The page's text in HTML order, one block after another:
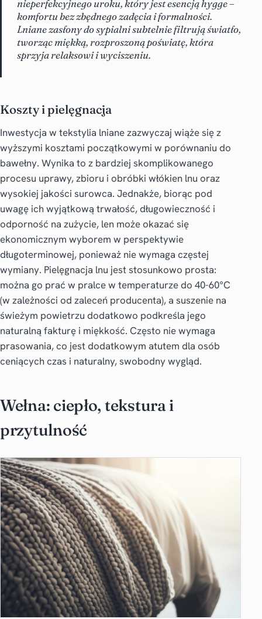
nieperfekcyjnego uroku, który jest esencją hygge –
komfortu bez zbędnego zadęcia i formalności.
Lniane zasłony do sypialni subtelnie filtrują światło,
tworząc miękką, rozproszoną poświatę, która
sprzyja relaksowi i wyciszeniu.
Koszty i pielęgnacja
Inwestycja w tekstylia lniane zazwyczaj wiąże się z
wyższymi kosztami początkowymi w porównaniu do
bawełny. Wynika to z bardziej skomplikowanego
procesu uprawy, zbioru i obróbki włókien lnu oraz
wysokiej jakości surowca. Jednakże, biorąc pod
uwagę ich wyjątkową trwałość, długowieczność i
odporność na zużycie, len może okazać się
ekonomicznym wyborem w perspektywie
długoterminowej, ponieważ nie wymaga częstej
wymiany. Pielęgnacja lnu jest stosunkowo prosta:
można go prać w pralce w temperaturze do 40-60°C
(w zależności od zaleceń producenta), a suszenie na
świeżym powietrzu dodatkowo podkreśla jego
naturalną fakturę i miękkość. Często nie wymaga
prasowania, co jest dodatkowym atutem dla osób
ceniących czas i naturalny, swobodny wygląd.
Wełna: ciepło, tekstura i
przytulność